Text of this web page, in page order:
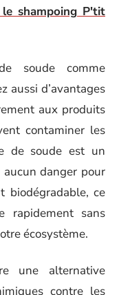
shampoing P'tit
soude comme
aussi d’avantages
aux produits
contaminer les
de soude est un
danger pour
biodégradable, ce
rapidement sans
écosystème.
une alternative
contre les